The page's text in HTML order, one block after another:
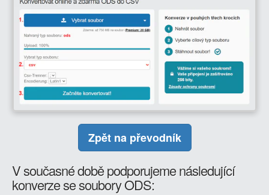
Zpět na převodník
V současné době podporujeme následující
konverze se soubory ODS: